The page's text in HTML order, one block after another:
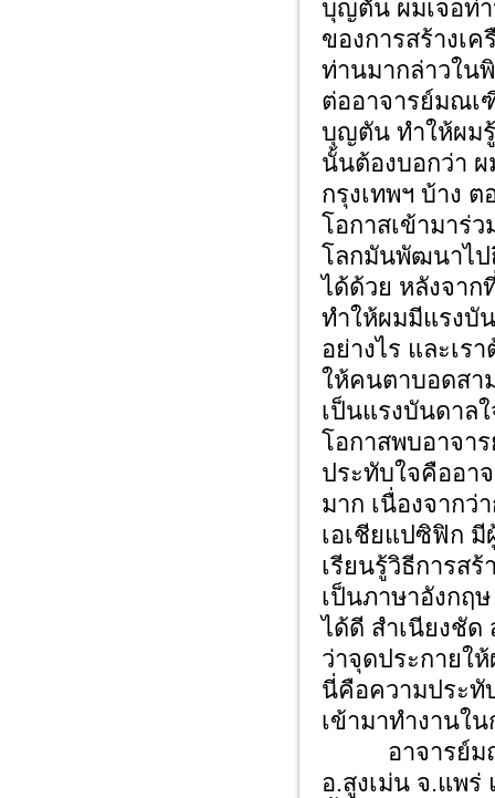
บุญตัน ผมเจอท่
ของการสร้างเ
ท่านมากล่าวใน
ต่ออาจารย์มณเ
บุญตัน ทำให้ผม
นั้นต้องบอกว่า ผ
กรุงเทพฯ บ้าง
โอกาสเข้ามาร่
โลกมันพัฒนาไป
ได้ด้วย หลังจาก
ทำให้ผมมีแรงบั
อย่างไร และเร
ให้คนตาบอดสา
เป็นแรงบันดาล
โอกาสพบอาจา
ประทับใจคืออา
มาก เนื่องจากว่
เอเชียแปซิฟิก มี
เรียนรู้วิธีการส
เป็นภาษาอังกฤ
ได้ดี สําเนียงชัด
ว่าจุดประกายใ
นี่คือความประทั
เข้ามาทำงานใน
อาจารย์มณเ
อ.สูงเม่น จ.แพ